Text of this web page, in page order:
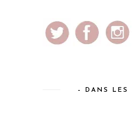
– DANS LES